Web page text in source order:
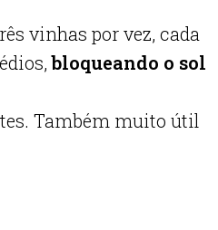
vinhas por vez, cada
bloqueando o sol
Também muito útil